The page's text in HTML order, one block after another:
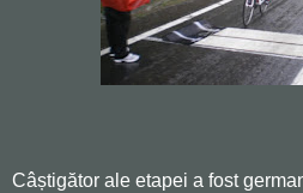
Câștigător ale etapei a fost